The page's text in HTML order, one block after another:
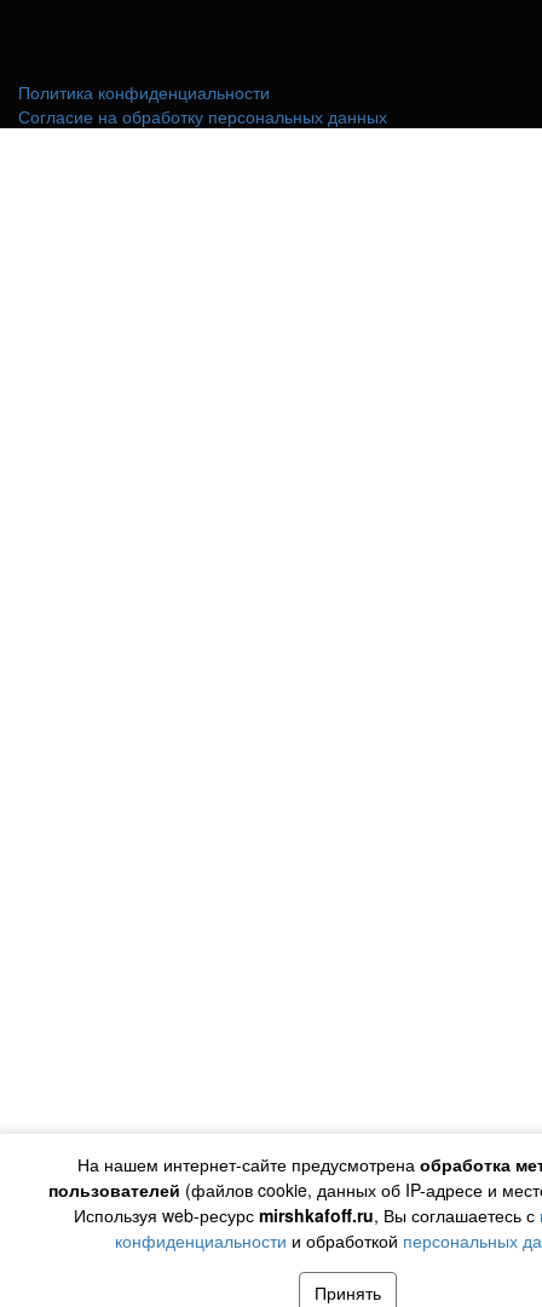
На нашем интернет-сайте предусмотрена обработка
пользователей (файлов cookie, данных об IP-адресе и
Используя web-ресурс mirshkafoff.ru, Вы соглашаетесь с
конфиденциальности и обработкой персональных
Принять
Политика конфиденциальности
Согласие на обработку персональных данных